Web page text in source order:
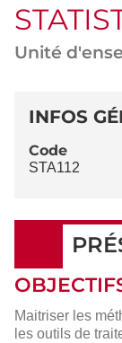
Unité
INFOS
Code
STA112
Maitriser les
les outils de